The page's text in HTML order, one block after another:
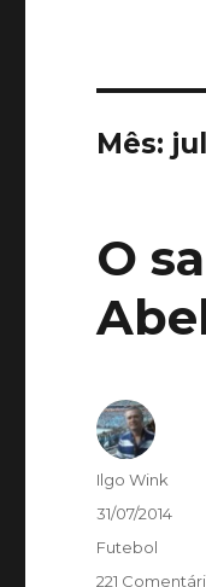
Mês:
O
Autor
Ilgo Wink
Publicado
31/07/2014
Categorias
Futebol
221